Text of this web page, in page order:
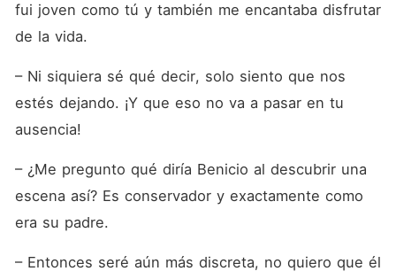
fui joven como tú y también me encantaba disfrutar
de la vida.
– Ni siquiera sé qué decir, solo siento que nos
estés dejando. ¡Y que eso no va a pasar en tu
ausencia!
– ¿Me pregunto qué diría Benicio al descubrir una
escena así? Es conservador y exactamente como
era su padre.
– Entonces seré aún más discreta, no quiero que él